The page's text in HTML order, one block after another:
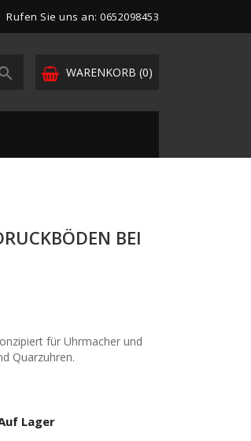
Rufen Sie uns an: 0652098453
WARENKORB (0)
BEI
für Uhrmacher und
Quarzuhren.
Lager